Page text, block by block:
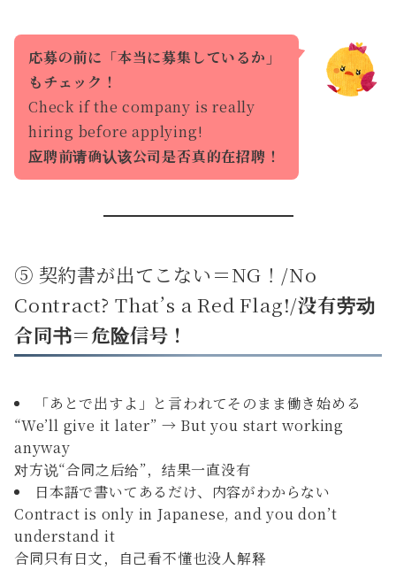
応募の前に「本当に募集しているか」
もチェック！
Check if the company is really
hiring before applying!
应聘前请确认该公司是否真的在招聘！
⑤ 契約書が出てこない＝NG！/No
Contract? That’s a Red Flag!/没有劳动
合同书＝危险信号！
「あとで出すよ」と言われてそのまま働き始める
“We’ll give it later” → But you start working
anyway
对方说“合同之后给”，结果一直没有
日本語で書いてあるだけ、内容がわからない
Contract is only in Japanese, and you don’t
understand it
合同只有日文，自己看不懂也没人解释